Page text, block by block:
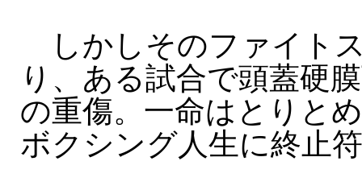
しかしそのファイト
り、ある試合で頭蓋硬
の重傷。一命はとりと
ボクシング人生に終止